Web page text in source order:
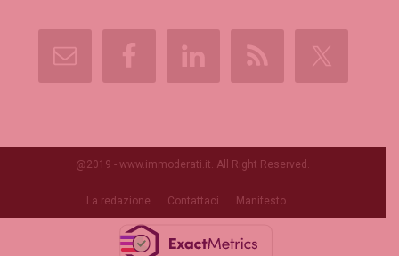
@2019 - www.immoderati.it. All Right Reserved.
La redazione Contattaci Manifesto